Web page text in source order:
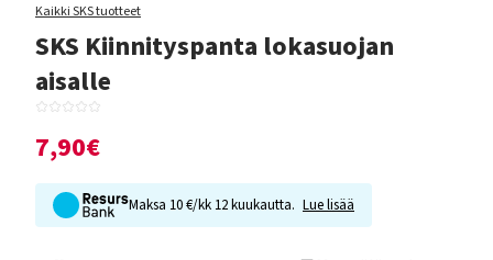
Kaikki SKS tuotteet
SKS Kiinnityspanta lokasuojan
aisalle
7,90€
Maksa 10 €/kk 12 kuukautta. Lue lisää